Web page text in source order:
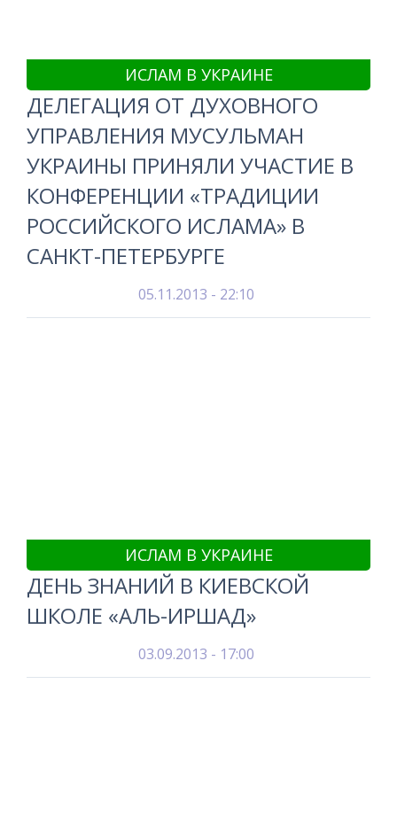
ИСЛАМ В УКРАИНЕ
ДЕЛЕГАЦИЯ ОТ ДУХОВНОГО
УПРАВЛЕНИЯ МУСУЛЬМАН
УКРАИНЫ ПРИНЯЛИ УЧАСТИЕ В
КОНФЕРЕНЦИИ «ТРАДИЦИИ
РОССИЙСКОГО ИСЛАМА» В
САНКТ-ПЕТЕРБУРГЕ
05.11.2013 - 22:10
ИСЛАМ В УКРАИНЕ
ДЕНЬ ЗНАНИЙ В КИЕВСКОЙ
ШКОЛЕ «АЛЬ-ИРШАД»
03.09.2013 - 17:00